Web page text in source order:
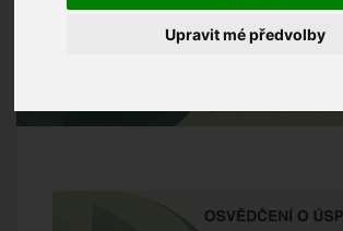
Upravit mé předvolby